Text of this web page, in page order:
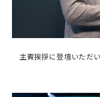
主賓挨拶に登壇いただ